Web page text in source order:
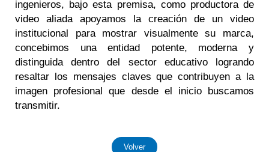
ingenieros, bajo esta premisa, como productora de
video aliada apoyamos la creación de un video
institucional para mostrar visualmente su marca,
concebimos una entidad potente, moderna y
distinguida dentro del sector educativo logrando
resaltar los mensajes claves que contribuyen a la
imagen profesional que desde el inicio buscamos
transmitir.
Volver